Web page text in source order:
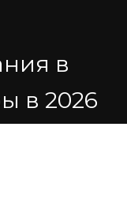
в
в 2026